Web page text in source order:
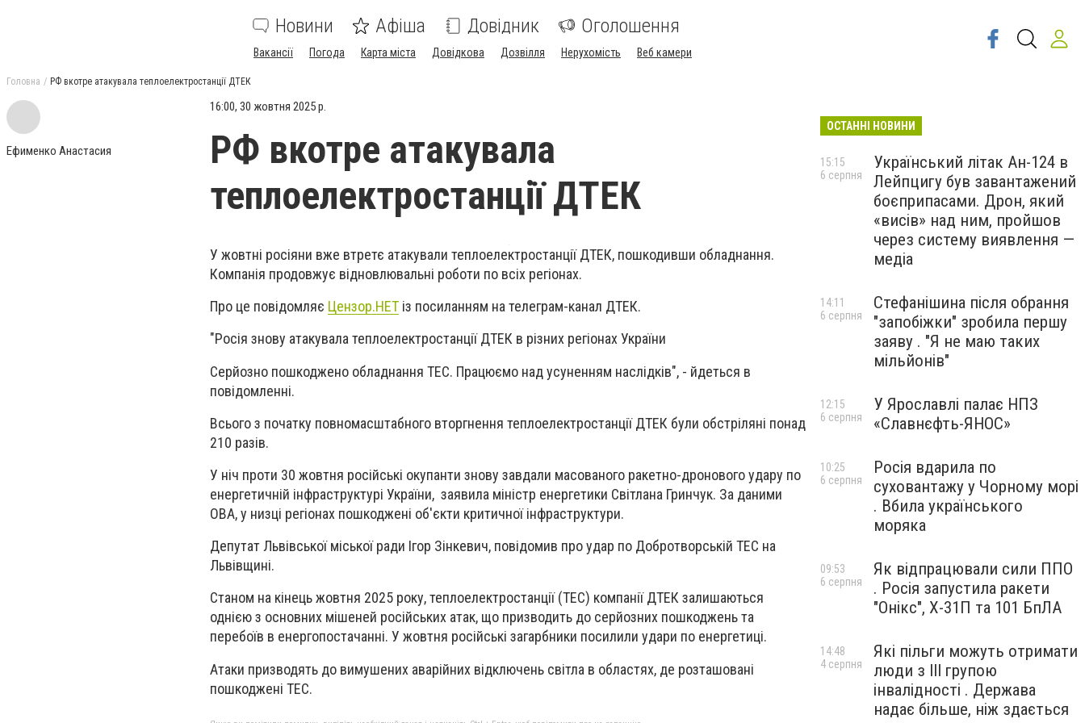
Новини Афіша Довідник Оголошення
Вакансії Погода Карта міста Довідкова Дозвілля Нерухомість Веб камери
Головна РФ вкотре атакувала теплоелектростанції ДТЕК
Ефименко Анастасия
16:00, 30 жовтня 2025 р.
РФ вкотре атакувала
теплоелектростанції ДТЕК
У жовтні росіяни вже втретє атакували теплоелектростанції ДТЕК, пошкодивши обладнання.
Компанія продовжує відновлювальні роботи по всіх регіонах.
Про це повідомляє Цензор.НЕТ із посиланням на телеграм-канал ДТЕК.
"Росія знову атакувала теплоелектростанції ДТЕК в різних регіонах України
Серйозно пошкоджено обладнання ТЕС. Працюємо над усуненням наслідків", - йдеться в
повідомленні.
Всього з початку повномасштабного вторгнення теплоелектростанції ДТЕК були обстріляні понад
210 разів.
У ніч проти 30 жовтня російські окупанти знову завдали масованого ракетно-дронового удару по
енергетичній інфраструктурі України, заявила міністр енергетики Світлана Гринчук. За даними
ОВА, у низці регіонах пошкоджені об'єкти критичної інфраструктури.
Депутат Львівської міської ради Ігор Зінкевич, повідомив про удар по Добротворській ТЕС на
Львівщині.
Станом на кінець жовтня 2025 року, теплоелектростанції (ТЕС) компанії ДТЕК залишаються
однією з основних мішеней російських атак, що призводить до серйозних пошкоджень та
перебоїв в енергопостачанні. У жовтня російські загарбники посилили удари по енергетиці.
Атаки призводять до вимушених аварійних відключень світла в областях, де розташовані
пошкоджені ТЕС.
ОСТАННІ НОВИНИ
Український літак Ан-124 в
Лейпцигу був завантажений
боєприпасами. Дрон, який
«висів» над ним, пройшов
через систему виявлення —
медіа
15:15
6 серпня
Стефанішина після обрання
"запобіжки" зробила першу
заяву . "Я не маю таких
мільйонів"
14:11
6 серпня
У Ярославлі палає НПЗ
«Славнєфть-ЯНОС»
12:15
6 серпня
Росія вдарила по
суховантажу у Чорному морі
. Вбила українського
моряка
10:25
6 серпня
Як відпрацювали сили ППО
. Росія запустила ракети
"Онікс", Х-31П та 101 БпЛА
09:53
6 серпня
Які пільги можуть отримати
люди з III групою
інвалідності . Держава
надає більше, ніж здається
14:48
4 серпня